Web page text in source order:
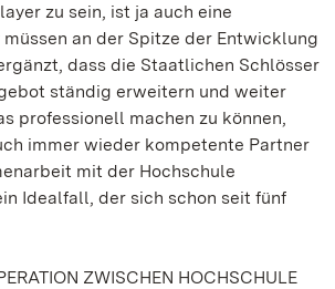
zu sein, ist ja auch eine
an der Spitze der Entwicklung
dass die Staatlichen Schlösser
ständig erweitern und weiter
professionell machen zu können,
immer wieder kompetente Partner
mit der Hochschule
Idealfall, der sich schon seit fünf
ZWISCHEN HOCHSCHULE